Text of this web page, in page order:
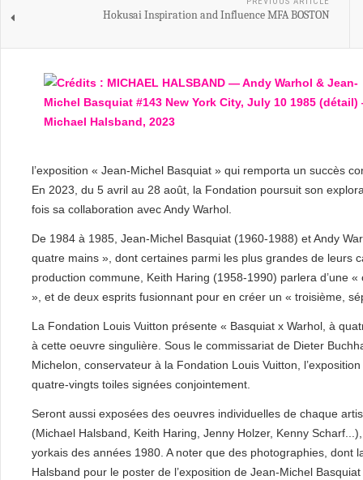
Hokusai Inspiration and Influence MFA BOSTON
l’exposition « Jean-Michel Basquiat » qui remporta un succès
En 2023, du 5 avril au 28 août, la Fondation poursuit son
fois sa collaboration avec Andy Warhol.
De 1984 à 1985, Jean-Michel Basquiat (1960-1988) et Andy
quatre mains », dont certaines parmi les plus grandes de leurs
production commune, Keith Haring (1958-1990) parlera d’une
», et de deux esprits fusionnant pour en créer un « troisième,
La Fondation Louis Vuitton présente « Basquiat x Warhol, à
à cette oeuvre singulière. Sous le commissariat de Dieter
Michelon, conservateur à la Fondation Louis Vuitton,
quatre-vingts toiles signées conjointement.
Seront aussi exposées des oeuvres individuelles de chaque
(Michael Halsband, Keith Haring, Jenny Holzer, Kenny
yorkais des années 1980. A noter que des photographies, dont
Halsband pour le poster de l’exposition de Jean-Michel